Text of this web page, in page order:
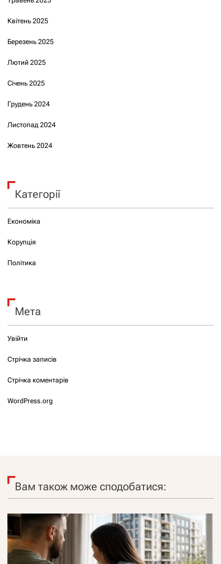
Квітень 2025
Березень 2025
Лютий 2025
Січень 2025
Грудень 2024
Листопад 2024
Жовтень 2024
Категорії
Економіка
Корупція
Політика
Мета
Увійти
Стрічка записів
Стрічка коментарів
WordPress.org
Вам також може сподобатися: